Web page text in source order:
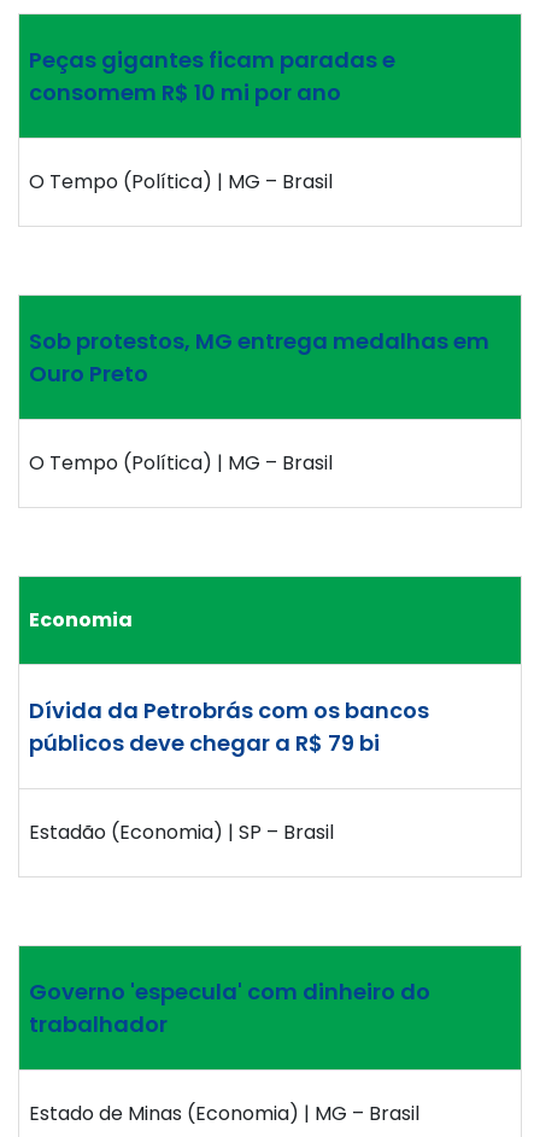
Peças gigantes ficam paradas e
consomem R$ 10 mi por ano
O Tempo (Política) | MG – Brasil
Sob protestos, MG entrega medalhas em
Ouro Preto
O Tempo (Política) | MG – Brasil
Economia
Dívida da Petrobrás com os bancos
públicos deve chegar a R$ 79 bi
Estadão (Economia) | SP – Brasil
Governo 'especula' com dinheiro do
trabalhador
Estado de Minas (Economia) | MG – Brasil